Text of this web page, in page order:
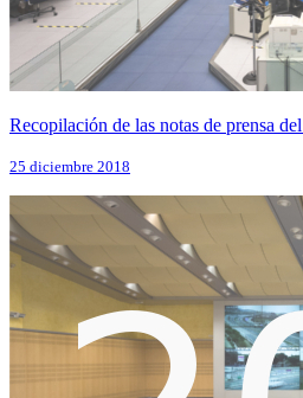
Recopilación de las notas de prensa
25 diciembre 2018